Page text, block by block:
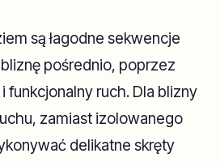
są łagodne sekwencje
pośrednio, poprzez
funkcjonalny ruch. Dla blizny
zamiast izolowanego
delikatne skręty